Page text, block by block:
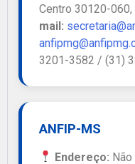
Centro 30120-
mail:
3201-3582 / (31)
ANFIP-MS
Endereço: